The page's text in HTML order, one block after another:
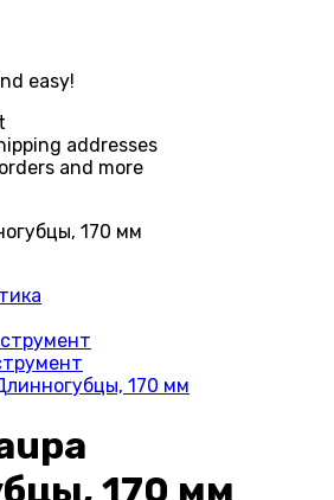
easy!
addresses
and more
170 мм
170 мм
170 мм